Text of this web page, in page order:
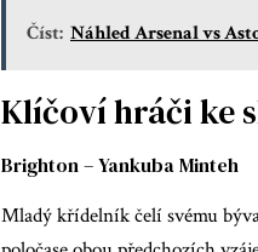
Číst: Náhled Arsenal vs
Klíčoví hráči ke
Brighton –Yankuba Minteh
Mladý křídelník čelí svému